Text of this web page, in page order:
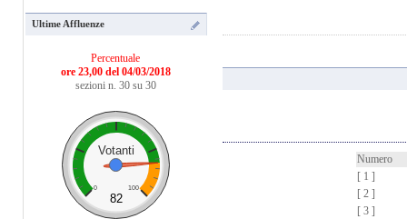
Ultime Affluenze
Percentuale
ore 23,00 del 04/03/2018
sezioni n. 30 su 30
Votanti
0 100
82
Numero
[ 1 ]
[ 2 ]
[ 3 ]